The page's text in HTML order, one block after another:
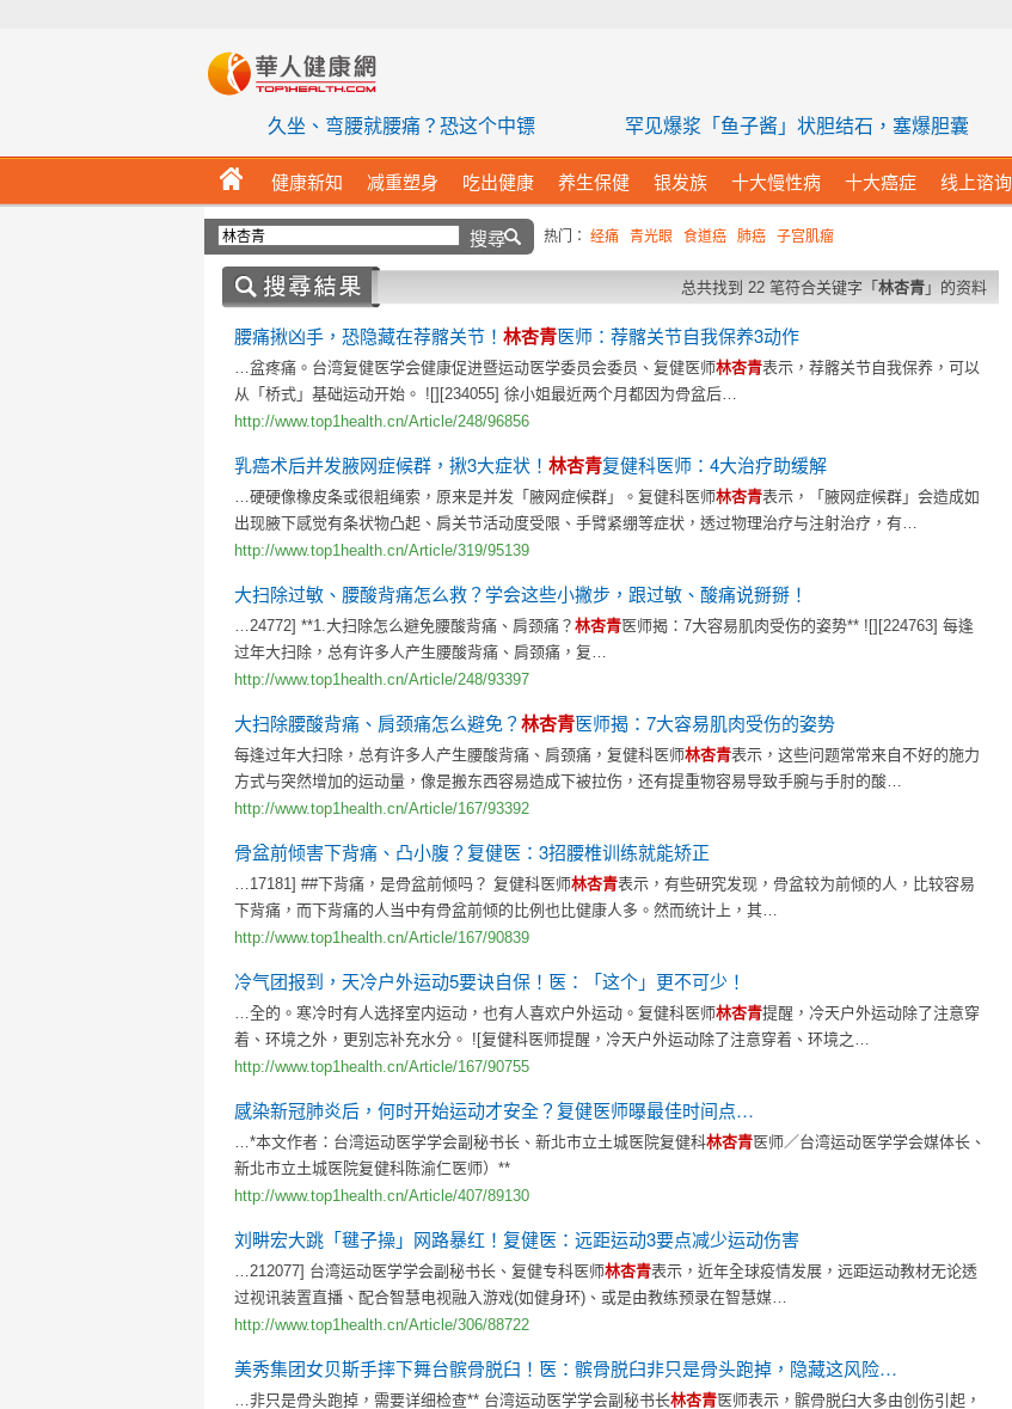
久坐、弯腰就腰痛？恐这个中镖 罕见爆浆「鱼子酱」状胆结石，塞爆胆囊
HOME
健康新知 减重塑身 吃出健康 养生保健 银发族 十大慢性病 十大癌症 线上谘询
热门： 经痛 青光眼 食道癌 肺癌 子宫肌瘤
「林杏青」搜寻结果 总共找到 22 笔符合关键字「 林杏青」的资料
腰痛揪凶手，恐隐藏在荐髂关节！ 林杏青医师：荐髂关节自我保养3动作
…盆疼痛。台湾复健医学会健康促进暨运动医学委员会委员、复健医师林杏青表示，荐髂关节自我保养，可以
从「桥式」基础运动开始。 ![][234055] 徐小姐最近两个月都因为骨盆后…
http://www.top1health.cn/Article/248/96856
乳癌术后并发腋网症候群，揪3大症状！ 林杏青复健科医师：4大治疗助缓解
…硬硬像橡皮条或很粗绳索，原来是并发「腋网症候群」。复健科医师林杏青表示，「腋网症候群」会造成如
出现腋下感觉有条状物凸起、肩关节活动度受限、手臂紧绷等症状，透过物理治疗与注射治疗，有…
http://www.top1health.cn/Article/319/95139
大扫除过敏、腰酸背痛怎么救？学会这些小撇步，跟过敏、酸痛说掰掰！
…24772] **1.大扫除怎么避免腰酸背痛、肩颈痛？ 林杏青医师揭：7大容易肌肉受伤的姿势** ![][224763] 每逢
过年大扫除，总有许多人产生腰酸背痛、肩颈痛，复…
http://www.top1health.cn/Article/248/93397
大扫除腰酸背痛、肩颈痛怎么避免？林杏青医师揭：7大容易肌肉受伤的姿势
每逢过年大扫除，总有许多人产生腰酸背痛、肩颈痛，复健科医师林杏青表示，这些问题常常来自不好的施力
方式与突然增加的运动量，像是搬东西容易造成下被拉伤，还有提重物容易导致手腕与手肘的酸…
http://www.top1health.cn/Article/167/93392
骨盆前倾害下背痛、凸小腹？复健医：3招腰椎训练就能矫正
…17181] ##下背痛，是骨盆前倾吗？ 复健科医师林杏青表示，有些研究发现，骨盆较为前倾的人，比较容易
下背痛，而下背痛的人当中有骨盆前倾的比例也比健康人多。然而统计上，其…
http://www.top1health.cn/Article/167/90839
冷气团报到，天冷户外运动5要诀自保！医：「这个」更不可少！
…全的。寒冷时有人选择室内运动，也有人喜欢户外运动。复健科医师林杏青提醒，冷天户外运动除了注意穿
着、环境之外，更别忘补充水分。 ![复健科医师提醒，冷天户外运动除了注意穿着、环境之…
http://www.top1health.cn/Article/167/90755
感染新冠肺炎后，何时开始运动才安全？复健医师曝最佳时间点…
…*本文作者：台湾运动医学学会副秘书长、新北市立土城医院复健科林杏青医师／台湾运动医学学会媒体长、
新北市立土城医院复健科陈渝仁医师）**
http://www.top1health.cn/Article/407/89130
刘畊宏大跳「毽子操」网路暴红！复健医：远距运动3要点减少运动伤害
…212077] 台湾运动医学学会副秘书长、复健专科医师林杏青表示，近年全球疫情发展，远距运动教材无论透
过视讯装置直播、配合智慧电视融入游戏(如健身环)、或是由教练预录在智慧媒…
http://www.top1health.cn/Article/306/88722
美秀集团女贝斯手摔下舞台髌骨脱臼！医：髌骨脱臼非只是骨头跑掉，隐藏这风险…
…非只是骨头跑掉，需要详细检查** 台湾运动医学学会副秘书长林杏青医师表示，髌骨脱臼大多由创伤引起，